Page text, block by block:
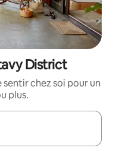
District
chez soi pour un
plus.
les en utilisant